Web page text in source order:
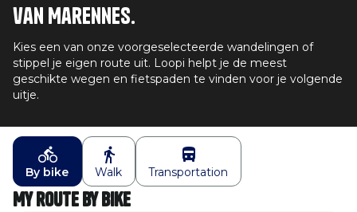
van Marennes.
Kies een van onze voorgeselecteerde wandelingen of
stippel je eigen route uit. Loopi helpt je de meest
geschikte wegen en fietspaden te vinden voor je volgende
uitje.
By bike Walk Transportation
My route by bike